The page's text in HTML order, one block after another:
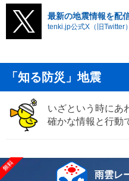
最新の地震情報を配
tenki.jp公式X（旧Twitter
「知る防災」地震
いざという時にあ
確かな情報と行動
雨雲レ